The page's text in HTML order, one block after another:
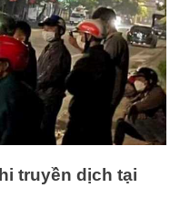
truyền dịch tại